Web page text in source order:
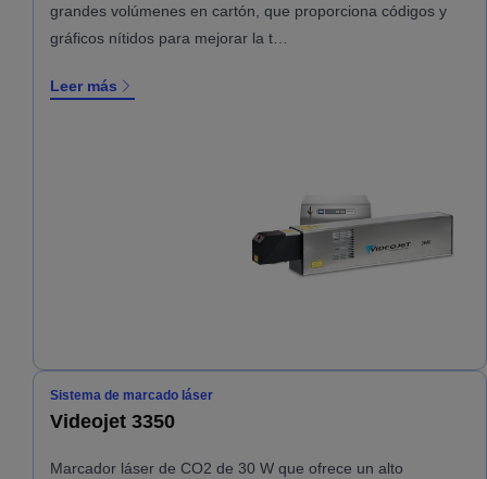
grandes volúmenes en cartón, que proporciona códigos y
gráficos nítidos para mejorar la t…
Leer más
Sistema de marcado láser
Videojet 3350
Marcador láser de CO2 de 30 W que ofrece un alto